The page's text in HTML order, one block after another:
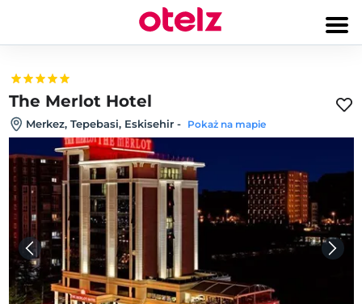
The Merlot Hotel
Merkez, Tepebasi, Eskisehir - Pokaż na mapie